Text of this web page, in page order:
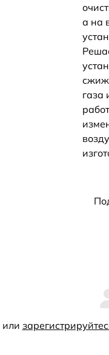
а на
газа
или